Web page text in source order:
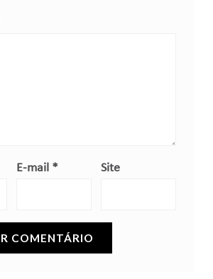
E-mail * Site